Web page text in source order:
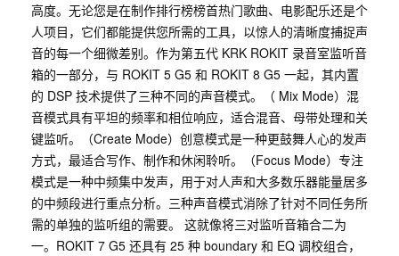
高度。无论您是在制作排行榜榜首热门歌曲、电影配乐还是个
人项目，它们都能提供您所需的工具，以惊人的清晰度捕捉声
音的每一个细微差别。作为第五代 KRK ROKIT 录音室监听音
箱的一部分，与 ROKIT 5 G5 和 ROKIT 8 G5 一起，其内置
的 DSP 技术提供了三种不同的声音模式。（ Mix Mode）混
音模式具有平坦的频率和相位响应，适合混音、母带处理和关
键监听。（Create Mode）创意模式是一种更鼓舞人心的发声
方式，最适合写作、制作和休闲聆听。（Focus Mode）专注
模式是一种中频集中发声，用于对人声和大多数乐器能量居多
的中频段进行重点分析。三种声音模式消除了针对不同任务所
需的单独的监听组的需要。 这就像将三对监听音箱合二为
一。ROKIT 7 G5 还具有 25 种 boundary 和 EQ 调校组合，